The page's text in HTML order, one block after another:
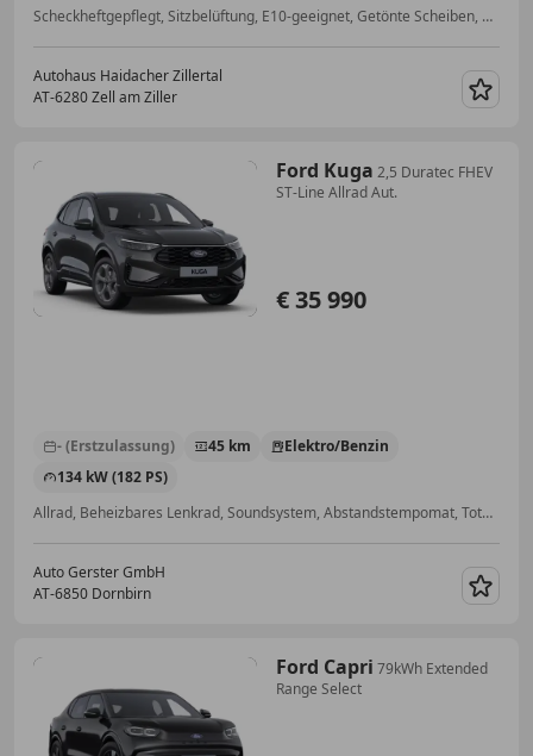
Scheckheftgepflegt, Sitzbelüftung, E10-geeignet, Getönte Scheiben, Einparkhilfe Sensoren vorne, Nebelscheinwerfer, Navigationssystem, Lordosenstütze
Autohaus Haidacher Zillertal
AT-6280 Zell am Ziller
Ford Kuga 2,5 Duratec FHEV
ST-Line Allrad Aut.
€ 35 990
- (Erstzulassung) 45 km
Elektro/Benzin
134 kW (182 PS)
Allrad, Beheizbares Lenkrad, Soundsystem, Abstandstempomat, Totwinkel-Assistent, Navigationssystem, Beheizbare Frontscheibe, Induktionsladen für Smartphones
Auto Gerster GmbH
AT-6850 Dornbirn
Ford Capri 79kWh Extended
Range Select